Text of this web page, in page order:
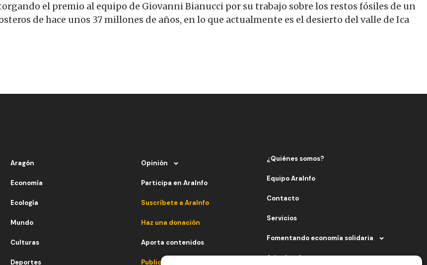
el premio al equipo de Giovanni Bianucci por su trabajo sobre los restos fósiles de un
de hace unos 37 millones de años, en lo que actualmente es el desierto del valle de Ica
Aragón
Economía
Ecología
Mundo
Culturas
Deportes
Opinión
Participa en AraInfo
Suscríbete a AraInfo
Haz una donación
Aporta contenidos
Publicidad
¿Quiénes somos?
Equipo AraInfo
Contacto
Servicios
Fomentando economía solidaria
Aviso legal